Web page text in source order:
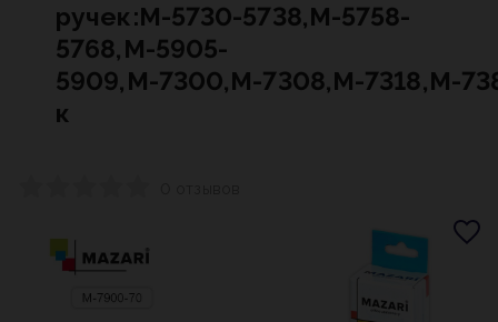
ручек:М-5730-5738,М-5758-
5768,М-5905-
5909,М-7300,М-7308,М-7318,М-
к